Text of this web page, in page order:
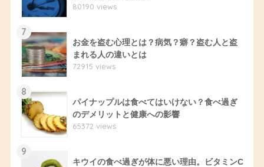
80190 views
7
お金を盗む心理とは？病気？癖？盗む人と盗
まれる人の違いとは
72915 views
8
パイナップルは食べてはいけない？食べ過ぎ
のデメリットと健康への影響
65372 views
9
キウイの食べ過ぎが体に悪い理由。ビタミンC